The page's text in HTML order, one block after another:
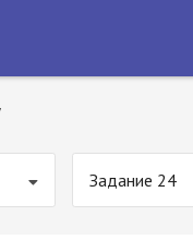
Задание 24